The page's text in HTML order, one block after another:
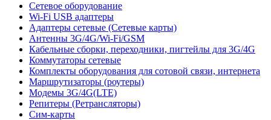
Сетевое оборудование
Wi-Fi USB адаптеры
Адаптеры сетевые (Сетевые карты)
Антенны 3G/4G/Wi-Fi/GSM
Кабельные сборки, переходники, пигтейлы для 3G/4G
Коммутаторы сетевые
Комплекты оборудования для сотовой связи, интернета
Маршрутизаторы (роутеры)
Модемы 3G/4G(LTE)
Репитеры (Ретрансляторы)
Сим-карты